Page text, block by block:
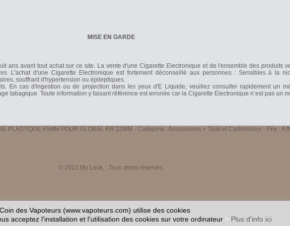
MISE EN GARDE
ans avant tout achat sur ce site. La vente d'une Cigarette Electronique et de l'ensemble des produits
L'achat d'une Cigarette Electronique est fortement déconseillé aux personnes : Sensibles à la
souffrant d'hypertension ou épileptiques.
En cas d'ingestion ou de projection dans les yeux d'E Liquide, veuillez consulter rapidement un
tabagique. Toute information y faisant référence est erronée car la Cigarette Electronique n’est pas un
PLASTIQUE 45MM POUR GLOBAL RR 22MM - Catégorie : Accessoires > Tank et Cartomiseur - Prix :
des Vapoteurs (www.vapoteurs.com) utilise des cookies
acceptez l'installation et l'utilisation des cookies sur votre ordinateur > Plus d'info ici
© 2013 My Look, . Tous droits réservés.